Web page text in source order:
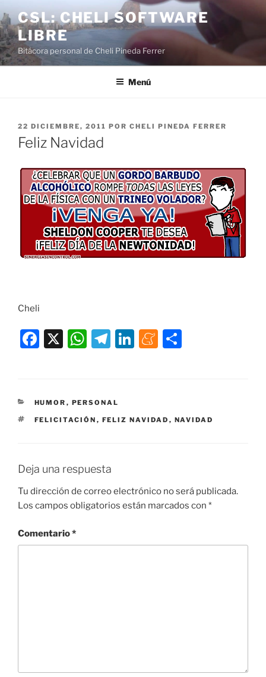
al
contenido
CSL: CHELI SOFTWARE
LIBRE
Bitácora personal de Cheli Pineda Ferrer
Menú
PUBLICADO
EL
22 DICIEMBRE, 2011 POR CHELI PINEDA FERRER
Feliz Navidad
Cheli
F
e
b
k
X
W
s
A
T
gr
a
Li
dI
M
a
ar
CATEGORÍAS
HUMOR , PERSONAL
ETIQUETAS
FELICITACIÓN , FELIZ NAVIDAD , NAVIDAD
Deja una respuesta
Tu dirección de correo electrónico no será publicada.
Los campos obligatorios están marcados con *
Comentario*